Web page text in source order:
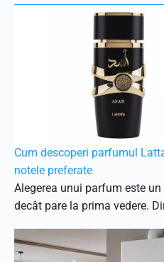
Cum descoperi parfumul
notele preferate
Alegerea unui parfum este
decât pare la prima vedere.